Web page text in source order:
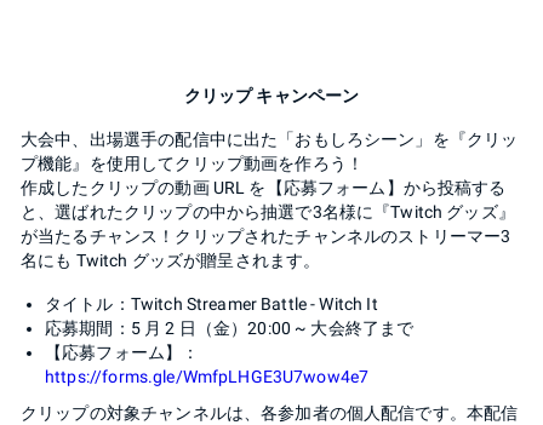
クリップ キャンペーン
大会中、出場選手の配信中に出た「おもしろシーン」を『クリッ
プ機能』を使用してクリップ動画を作ろう！
作成したクリップの動画 URL を【応募フォーム】から投稿する
と、選ばれたクリップの中から抽選で3名様に『Twitch グッズ』
が当たるチャンス！クリップされたチャンネルのストリーマー3
名にも Twitch グッズが贈呈されます。
タイトル：Twitch Streamer Battle - Witch It
応募期間：5 月 2 日（金）20:00 ~ 大会終了まで
【応募フォーム】：
https://forms.gle/WmfpLHGE3U7wow4e7
クリップの対象チャンネルは、各参加者の個人配信です。本配信